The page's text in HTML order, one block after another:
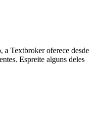
a Textbroker oferece desde
Espreite alguns deles